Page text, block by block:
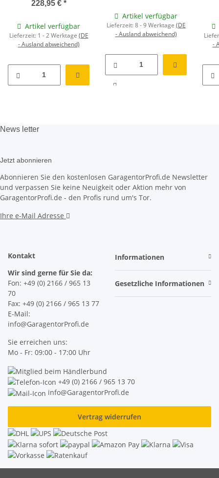
228,95 € *
Artikel verfügbar
Lieferzeit: 1 - 2 Werktage (DE
- Ausland abweichend)
Artikel verfügbar
Lieferzeit:8 - 9 Werktage (DE
- Ausland abweichend)
-
News letter
Jetzt abonnieren
Abonnieren Sie den kostenlosen GaragentorProfi.de Newsletter
und verpassen Sie keine Neuigkeit oder Aktion mehr von
GaragentorProfi.de - den Profis rund um's Tor.
Ihre e-Mail Adresse
Kontakt
Wir sind gerne für Sie da:
Fon: +49 (0) 2166 / 965 13
70
Fax: +49 (0) 2166 / 965 13 77
E-Mail:
info@GaragentorProfi.de
Sie erreichen uns:
Mo - Fr: 09:00 - 17:00 Uhr
Informationen
Gesetzliche Informationen
+49 (0) 2166 / 965 13 70
info@GaragentorProfi.de
Vertrag widerrufen